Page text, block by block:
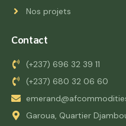
Nos projets
Contact
(+237) 696 32 39 11
(+237) 680 32 06 60
Garoua, Quartier